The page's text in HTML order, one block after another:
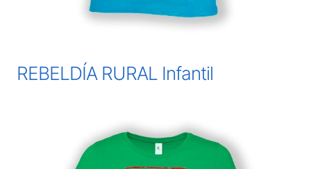
REBELDÍA RURAL Infantil